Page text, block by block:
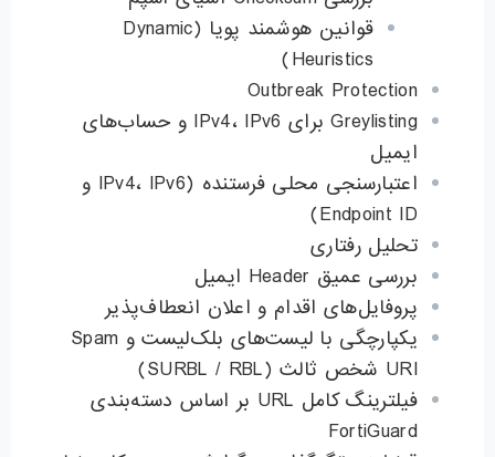
قوانین هوشمند پویا (Dynamic
Heuristics)
Outbreak Protection
Greylisting برای IPv4، IPv6 و حساب‌های
ایمیل
اعتبارسنجی محلی فرستنده (IPv4، IPv6 و
Endpoint ID)
تحلیل رفتاری
بررسی عمیق Header ایمیل
پروفایل‌های اقدام و اعلان انعطاف‌پذیر
یکپارچگی با لیست‌های بلک‌لیست و Spam
URI شخص ثالث (SURBL / RBL)
فیلترینگ کامل URL بر اساس دسته‌بندی
FortiGuard